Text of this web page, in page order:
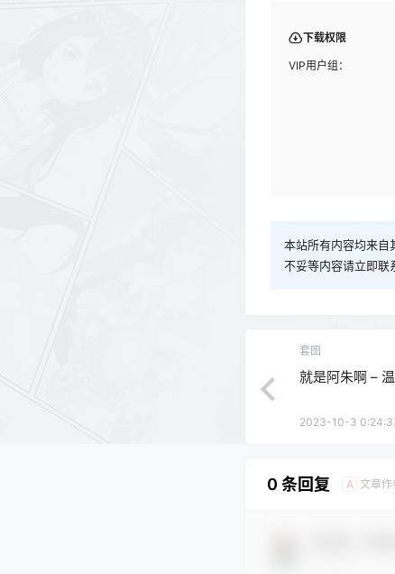
下载权限
VIP用户组：
本站所有内容均来自
不妥等内容请立即联
套图
就是阿朱啊 –
2023-10-3
0 条回复 A 文章作